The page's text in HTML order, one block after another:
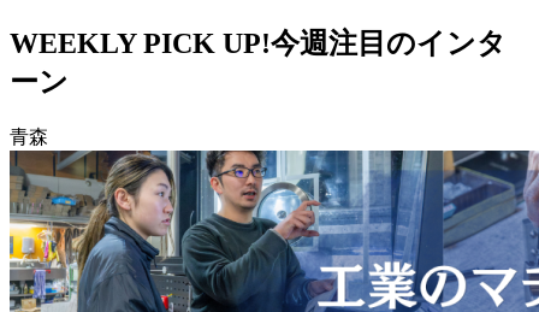
WEEKLY PICK UP!今週注目のインタ
ーン
青森